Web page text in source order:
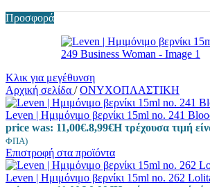
Προσφορά
Κλικ για μεγέθυνση
Αρχική σελίδα / ΟΝΥΧΟΠΛΑΣΤΙΚΗ
Leven | Ημιμόνιμο βερνίκι 15ml no. 241
price was: 11,00€.8,99€Η τρέχουσα τιμή
ΦΠΑ)
Επιστροφή στα προϊόντα
Leven | Ημιμόνιμο βερνίκι 15ml no. 262